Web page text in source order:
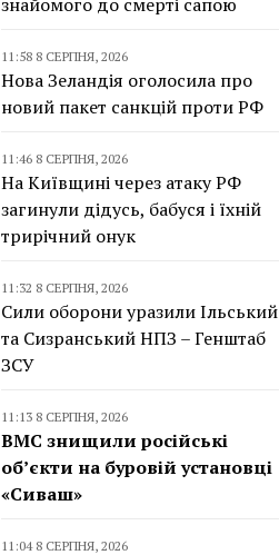
11:58 8 СЕРПНЯ, 2026
Нова Зеландія оголосила про
новий пакет санкцій проти РФ
11:46 8 СЕРПНЯ, 2026
На Київщині через атаку РФ
загинули дідусь, бабуся і їхній
трирічний онук
11:32 8 СЕРПНЯ, 2026
Сили оборони уразили Ільський
та Сизранський НПЗ – Генштаб
ЗСУ
11:13 8 СЕРПНЯ, 2026
ВМС знищили російські
об’єкти на буровій установці
«Сиваш»
11:04 8 СЕРПНЯ, 2026